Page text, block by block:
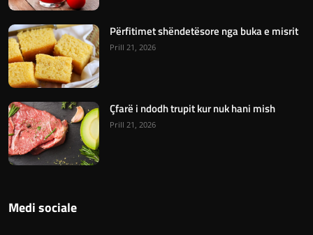
Përfitimet shëndetësore nga buka e misrit
Prill 21, 2026
Çfarë i ndodh trupit kur nuk hani mish
Prill 21, 2026
Medi sociale